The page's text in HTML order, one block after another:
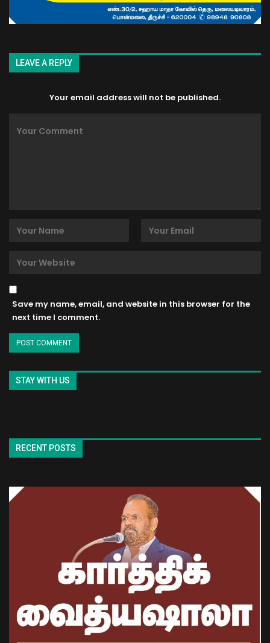
LEAVE A REPLY
Your email address will not be published.
Save my name, email, and website in this browser for the
next time I comment.
STAY WITH US
RECENT POSTS